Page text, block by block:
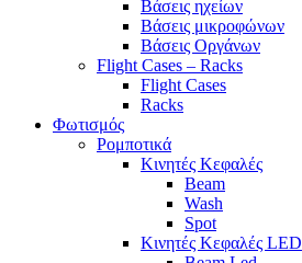
Βάσεις ηχείων
Βάσεις μικροφώνων
Βάσεις Οργάνων
Flight Cases – Racks
Flight Cases
Racks
Φωτισμός
Ρομποτικά
Κινητές Κεφαλές
Beam
Wash
Spot
Κινητές Κεφαλές LED